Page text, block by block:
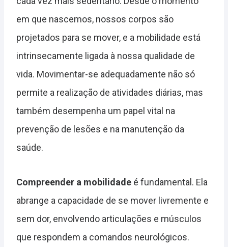
em que nascemos, nossos corpos são
projetados para se mover, e a mobilidade está
intrinsecamente ligada à nossa qualidade de
vida. Movimentar-se adequadamente não só
permite a realização de atividades diárias, mas
também desempenha um papel vital na
prevenção de lesões e na manutenção da
saúde.
Compreender a mobilidade é fundamental. Ela
abrange a capacidade de se mover livremente e
sem dor, envolvendo articulações e músculos
que respondem a comandos neurológicos.